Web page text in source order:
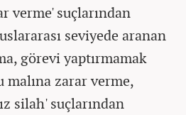
verme' suçlarından
seviyede aranan
görevi yaptırmamak
zarar verme,
silah' suçlarından